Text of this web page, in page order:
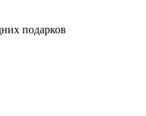
подарков